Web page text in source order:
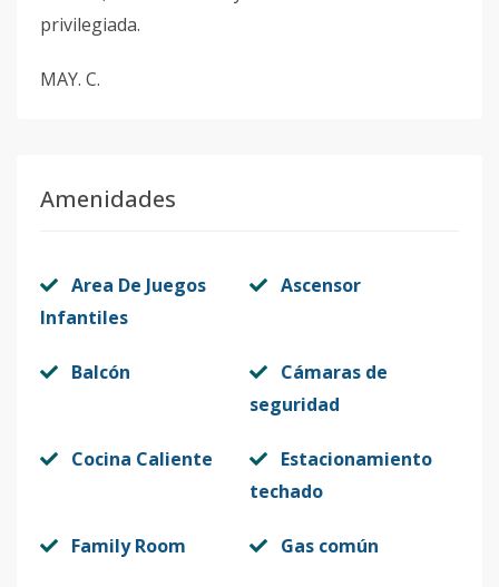
privilegiada.
MAY. C.
Amenidades
Area De Juegos
Infantiles
Ascensor
Balcón
Cámaras de
seguridad
Cocina Caliente
Estacionamiento
techado
Family Room Gas común